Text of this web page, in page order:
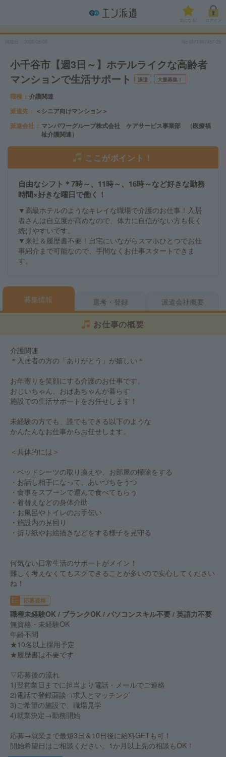
気になる!
No.MPT967457-25
小千谷市【週3日～】ホテルライクな高齢者
マンションで生活サポート
派遣 大量募集！
職種
介護関連
派遣先
＜シニア向けマンション＞
派遣会社
マンパワーグループ株式会社 ケアサービス事業部 （医療福
祉介護関連）
ここがポイント！
自由なシフト＊7時～、11時～、16時～など好きな勤務
時間×好きな曜日で働く！
▼高級ホテルのようなキレイな職場で介護のお仕事！入居
者さんは自立度が高めなので、体力に自信がない方も長く
続けやすいです。
▼来社＆履歴書不要！自宅にいながらスマホひとつでお仕
事紹介まで可能なので、手間なくお仕事スタートできま
す。
募集情報 選考・登録 派遣会社概要
お仕事の概要
介護関連
＊入居者の方の「ありがとう」が嬉しい＊
お年寄りを笑顔にする介護のお仕事です。
おじいちゃん、おばあちゃんが暮らす
施設での生活サポートをお任せします！
未経験の方でも、誰でもできる以下のような
かんたんなお仕事からお任せします。
＜具体的には＞
・ベッドシーツの取り換えや、お部屋の掃除をする
・お話し相手になって、あいづちをうつ
・食事をスプーンで運んで食べてもらう
・着替えなどの身体介助
・お風呂やトイレのお手伝い
・施設内の見回り
・折り紙やお絵描きなどをする様子を見守る
何気ない日常生活のサポートがメイン！
難しく考えなくてもスグできることが多いので安心してください
ね！
応募資格
職種未経験OK / ブランクOK / パソコンスキル不要 / 英語力不要
無資格・未経験OK
年齢不問
★10名以上採用予定
★履歴書は不要です
▽応募後の流れ
1)翌営業日までに担当より電話・メールでご連絡
2)電話で登録面談→求人とマッチング
3)ご希望の施設で、職場見学
4)就業決定→勤務開始
応募→就業まで最短3日＆10日後に給料GETも可！
開始希望日はご相談ください。1か月以上先の相談もOK！